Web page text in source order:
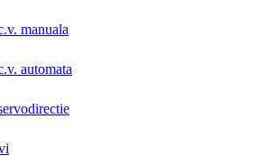
manuala
automata